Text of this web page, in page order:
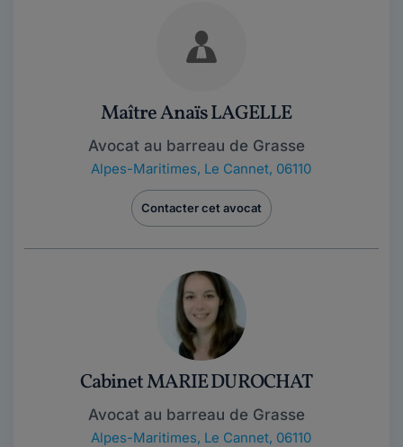
Maître Anaïs LAGELLE
Avocat au barreau de Grasse
Alpes-Maritimes, Le Cannet, 06110
Contacter cet avocat
Cabinet MARIE DUROCHAT
Avocat au barreau de Grasse
Alpes-Maritimes, Le Cannet, 06110